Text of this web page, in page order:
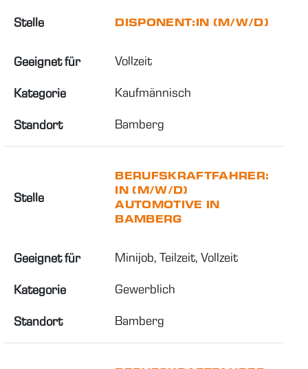
Stelle DISPONENT:IN (M/W/D)
Geeignet für Vollzeit
Kategorie Kaufmännisch
Standort Bamberg
Stelle
BERUFSKRAFTFAHRER:
IN (M/W/D)
AUTOMOTIVE IN
BAMBERG
Geeignet für Minijob, Teilzeit, Vollzeit
Kategorie Gewerblich
Standort Bamberg